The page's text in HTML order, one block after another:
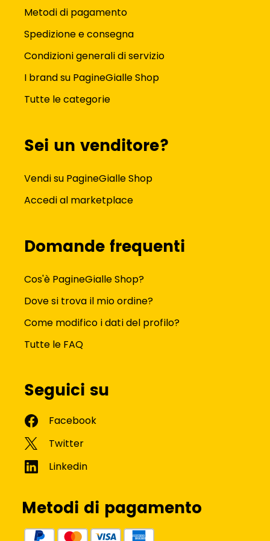
Metodi di pagamento
Spedizione e consegna
Condizioni generali di servizio
I brand su PagineGialle Shop
Tutte le categorie
Sei un venditore?
Vendi su PagineGialle Shop
Accedi al marketplace
Domande frequenti
Cos'è PagineGialle Shop?
Dove si trova il mio ordine?
Come modifico i dati del profilo?
Tutte le FAQ
Seguici su
Metodi di pagamento